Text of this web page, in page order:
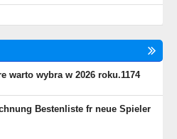
warto wybra w 2026 roku.1174
Bestenliste fr neue Spieler